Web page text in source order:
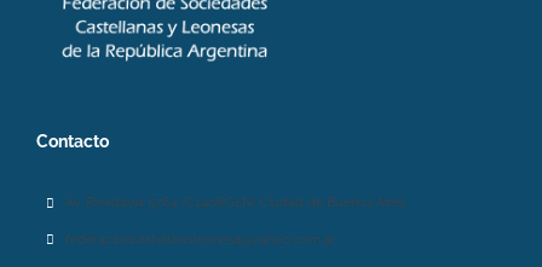
Contacto
Av. Rivadavia 5764 (C1406GLN) Ciudad de Buenos Aires.
federacioncastellanoleonesa@yahoo.com.ar